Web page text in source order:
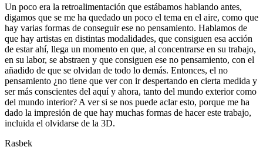
Un poco era la retroalimentación que estábamos hablando antes,
digamos que se me ha quedado un poco el tema en el aire, como que
hay varias formas de conseguir ese no pensamiento. Hablamos de
que hay artistas en distintas modalidades, que consiguen esa acción
de estar ahí, llega un momento en que, al concentrarse en su trabajo,
en su labor, se abstraen y que consiguen ese no pensamiento, con el
añadido de que se olvidan de todo lo demás. Entonces, el no
pensamiento ¿no tiene que ver con ir despertando en cierta medida y
ser más conscientes del aquí y ahora, tanto del mundo exterior como
del mundo interior? A ver si se nos puede aclar esto, porque me ha
dado la impresión de que hay muchas formas de hacer este trabajo,
incluida el olvidarse de la 3D.
Rasbek